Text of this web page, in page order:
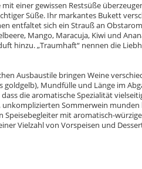
mit einer gewissen Restsüße
Süße. Ihr markantes Bukett
entfaltet sich ein Strauß an
Mango, Maracuja, Kiwi und
hinzu. „Traumhaft“ nennen die
Ausbaustile bringen Weine
goldgelb), Mundfülle und Länge im
die aromatische Spezialität
Sommerwein munden
Speisebegleiter mit aromatisch-
Vielzahl von Vorspeisen und